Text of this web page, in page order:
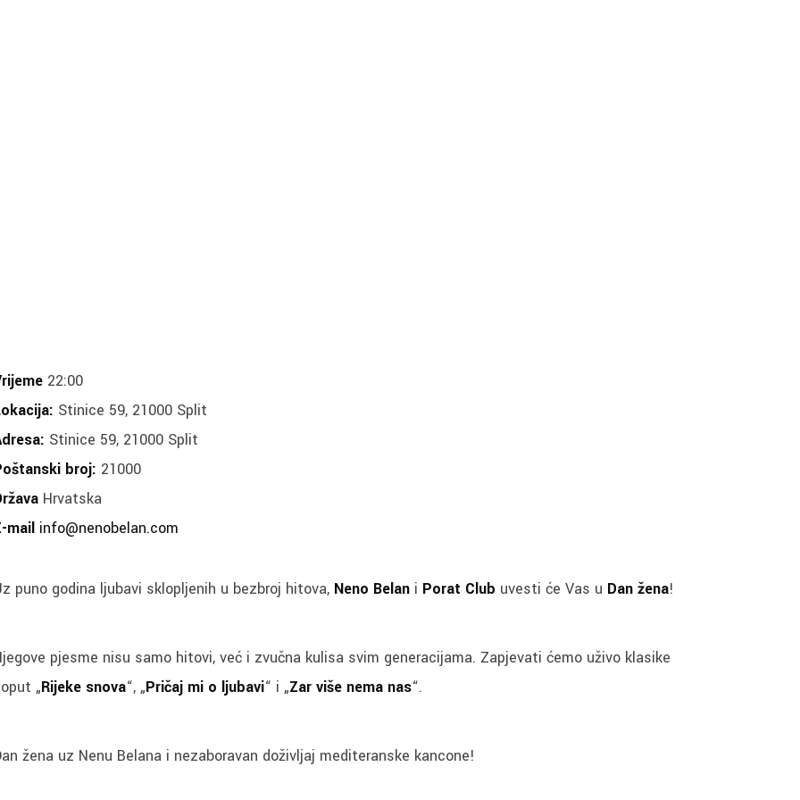
22:00
Stinice 59, 21000 Split
Stinice 59, 21000 Split
broj: 21000
Hrvatska
mail info@nenobelan.com
puno godina ljubavi sklopljenih u bezbroj hitova, Neno Belani Porat Club uvesti će Vas u Dan žena!
pjesme nisu samo hitovi, već i zvučna kulisa svim generacijama. Zapjevati ćemo uživo klasike
„Rijeke snova“, „Pričaj mi o ljubavi“ i „Zar više nema nas“.
žena uz Nenu Belana i nezaboravan doživljaj mediteranske kancone!